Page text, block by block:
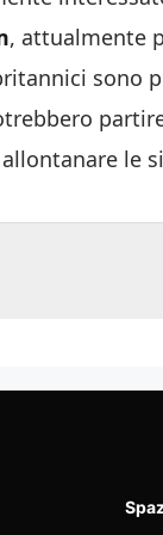
, attualmente
sono
le